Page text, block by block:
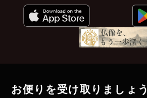
お便りを受け取りましょう